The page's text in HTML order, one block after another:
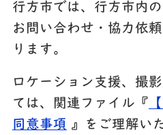
行方市では、行方市内
お問い合わせ・協力依
ります。
ロケーション支援、撮
ては、関連ファイル『
同意事項 』をご理解い